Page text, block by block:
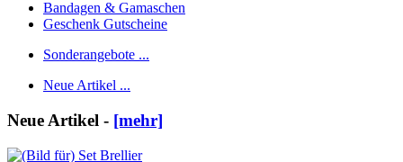
Bandagen & Gamaschen
Geschenk Gutscheine
Sonderangebote ...
Neue Artikel ...
Neue Artikel - [mehr]